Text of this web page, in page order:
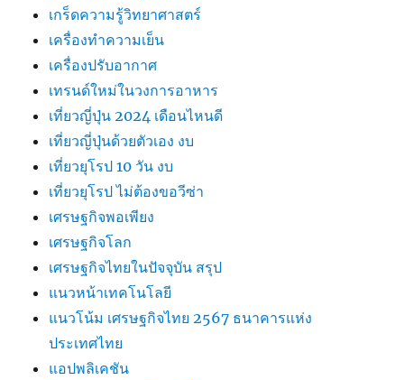
เกร็ดความรู้วิทยาศาสตร์
เครื่องทำความเย็น
เครื่องปรับอากาศ
เทรนด์ใหม่ในวงการอาหาร
เที่ยวญี่ปุ่น 2024 เดือนไหนดี
เที่ยวญี่ปุ่นด้วยตัวเอง งบ
เที่ยวยุโรป 10 วัน งบ
เที่ยวยุโรป ไม่ต้องขอวีซ่า
เศรษฐกิจพอเพียง
เศรษฐกิจโลก
เศรษฐกิจไทยในปัจจุบัน สรุป
แนวหน้าเทคโนโลยี
แนวโน้ม เศรษฐกิจไทย 2567 ธนาคารแห่ง
ประเทศไทย
แอปพลิเคชัน